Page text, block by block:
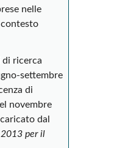
nelle
di ricerca
settembre
di
l novembre
dal
per il